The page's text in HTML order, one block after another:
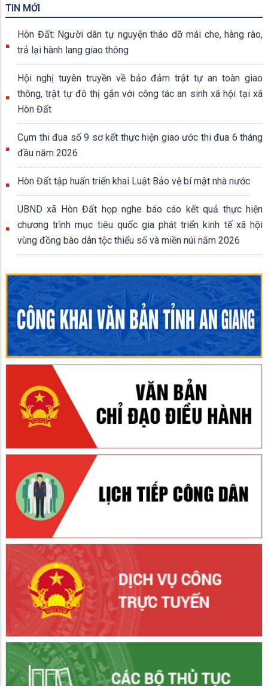
Hòn Đất khen thưởng 3 tập thể, 21 cá nhân trong Cuộc thi
chính luận về bảo vệ nền tảng tư tưởng của Đảng
Sáng 2/7, Đảng ủy xã Hòn Đất, tỉnh An Giang tổ chức hội nghị
công bố quyết định khen thưởng 3 tập thể và 21 cá nhân đạt
thành tích xuất sắc trong Cuộc thi chính luận về bảo vệ nền tảng
tư tưởng của Đảng năm 2026.
Ban Xây dựng Đảng xã Hòn Đất sơ kết công tác xây dựng
Đảng và hoạt động các ban chỉ đạo 6 tháng đầu năm 2026
01/07/2026
Ngày 29/6, tại Hội trường Đảng ủy xã, Ban Xây dựng Đảng phối
hợp với các ban chỉ đạo tổ chức hội nghị sơ kết công tác xây
dựng Đảng và hoạt động của các ban chỉ đạo: Ban Chỉ đạo 35,
công tác tôn giáo, thực hiện Quy chế dân chủ ở cơ sở, phong
trào thi đua “Dân vận khéo” 6 tháng đầu năm 2026. Đến dự có
đồng chí Dương Minh Tâm – Bí thư Đảng ủy xã Hòn Đất; đồng
chí Lương Đắc Hòa – Phó Bí thư Thường trực Đảng ủy xã Hòn
Đất, Chủ tịch Hội đồng nhân dân xã; đồng chí Phạm Thu Thủy –
Phó Bí thư Đảng ủy, Chủ tịch UBND xã Hòn Đất; đồng chí Võ
Minh Thêm – Ủy viên Ban Thường vụ, Trưởng Ban Xây dựng
Đảng Đảng ủy xã. Cùng tham dự có đại diện các cơ quan tham
mưu, giúp việc Đảng ủy, Trung tâm Chính trị xã; thành viên các
ban chỉ đạo; bí thư các chi bộ, đảng bộ trực thuộc Đảng ủy xã
Hòn Đất tiếp thu, học tập Nghị quyết số 10-NQ/TW của Bộ
Chính trị
01/07/2026
Sáng 30/6, Bộ Chính trị tổ chức Hội nghị toàn quốc nghiên cứu,
học tập, quán triệt và triển khai thực hiện Nghị quyết số 10-
NQ/TW ngày 8/6/2026 về phát triển kinh tế có vốn đầu tư nước
ngoài. Hội nghị được kết nối trực tuyến đến gần 35.000 điểm cầu
trên cả nước với khoảng 2,1 triệu đại biểu tham dự.